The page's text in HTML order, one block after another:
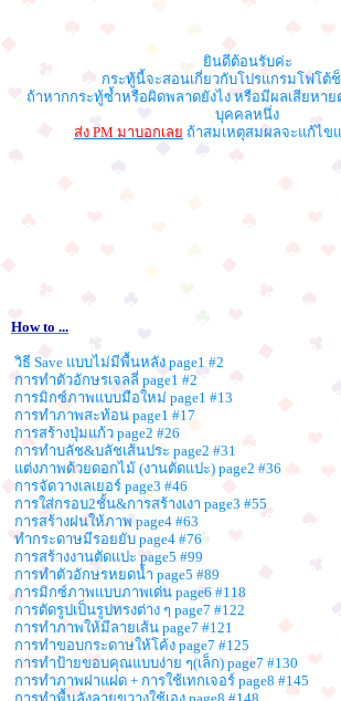
ยินดีต้อนรับค่ะ
กระทู้นี้จะสอนเกี่ยวกับโปรแกรมโฟโต้
ถ้าหากกระทู้ซ้ำหรือผิดพลาดยังไง หรือมีผลเสียหา
บุคคลหนึ่ง
ส่ง PM มาบอกเลย ถ้าสมเหตุสมผลจะแก้ไข
How to ...
วิธี Save แบบไม่มีพื้นหลัง page1 #2
การทำตัวอักษรเจลลี่ page1 #2
การมิกซ์ภาพแบบมือใหม่ page1 #13
การทำภาพสะท้อน page1 #17
การสร้างปุ่มแก้ว page2 #26
การทำบลัช&บลัชเส้นประ page2 #31
แต่งภาพด้วยดอกไม้ (งานตัดแปะ) page2 #36
การจัดวางเลเยอร์ page3 #46
การใส่กรอบ2ชั้น&การสร้างเงา page3 #55
การสร้างฝนให้ภาพ page4 #63
ทำกระดาษมีรอยยับ page4 #76
การสร้างงานตัดแปะ page5 #99
การทำตัวอักษรหยดน้ำ page5 #89
การมิกซ์ภาพแบบภาพเด่น page6 #118
การตัดรูปเป็นรูปทรงต่าง ๆ page7 #122
การทำภาพให้มีลายเส้น page7 #121
การทำขอบกระดาษให้โค้ง page7 #125
การทำป้ายขอบคุณแบบง่าย ๆ(เล็ก) page7 #130
การทำภาพฝาแฝด + การใช้เทกเจอร์ page8 #145